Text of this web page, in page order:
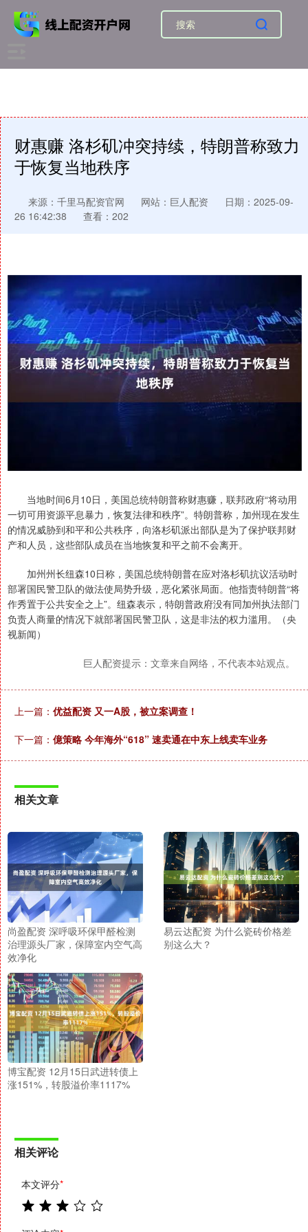
财惠赚 洛杉矶冲突持续，特朗普称致力
于恢复当地秩序
来源：千里马配资官网 网站：巨人配资
日期：2025-09-
26 16:42:38
查看：202
当地时间6月10日，美国总统特朗普称财惠赚，联邦政府“将动用
一切可用资源平息暴力，恢复法律和秩序”。特朗普称，加州现在发生
的情况威胁到和平和公共秩序，向洛杉矶派出部队是为了保护联邦财
产和人员，这些部队成员在当地恢复和平之前不会离开。
加州州长纽森10日称，美国总统特朗普在应对洛杉矶抗议活动时
部署国民警卫队的做法使局势升级，恶化紧张局面。他指责特朗普“将
作秀置于公共安全之上”。纽森表示，特朗普政府没有同加州执法部门
负责人商量的情况下就部署国民警卫队，这是非法的权力滥用。（央
视新闻）
巨人配资提示：文章来自网络，不代表本站观点。
上一篇： 优益配资 又一A股，被立案调查！
下一篇： 億策略 今年海外“618” 速卖通在中东上线卖车业务
相关文章
尚盈配资 深呼吸环保甲醛检测
治理源头厂家，保障室内空气高
效净化
易云达配资 为什么瓷砖价格差
别这么大？
博宝配资 12月15日武进转债上
涨151%，转股溢价率1117%
相关评论
本文评分*